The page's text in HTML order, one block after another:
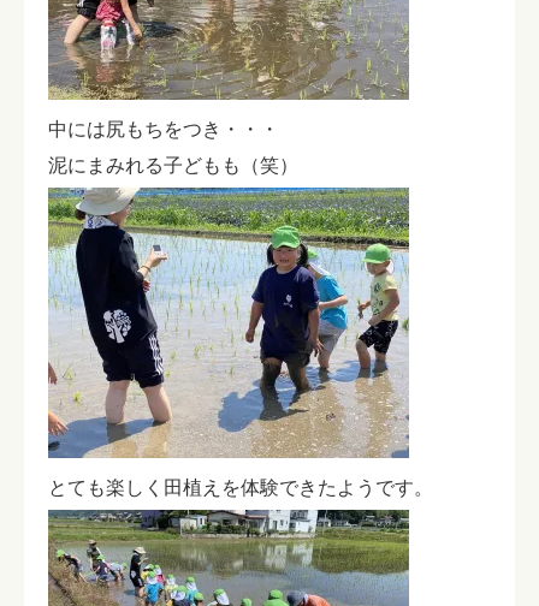
中には尻もちをつき・・・
泥にまみれる子どもも（笑）
とても楽しく田植えを体験できたようです。